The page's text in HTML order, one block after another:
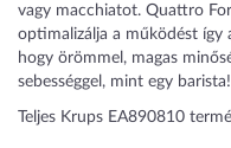
vagy macchiatot. Quattro
optimalizálja a működést így
hogy örömmel, magas
sebességgel, mint egy barista!
Teljes Krups EA890810